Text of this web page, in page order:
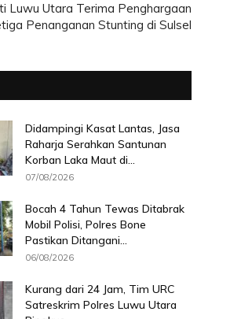
Luwu Utara Terima Penghargaan
Penanganan Stunting di Sulsel
Didampingi Kasat Lantas, Jasa
Raharja Serahkan Santunan
Korban Laka Maut di...
07/08/2026
Bocah 4 Tahun Tewas Ditabrak
Mobil Polisi, Polres Bone
Pastikan Ditangani...
06/08/2026
Kurang dari 24 Jam, Tim URC
Satreskrim Polres Luwu Utara